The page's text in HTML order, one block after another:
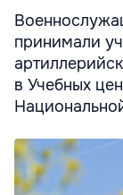
принимали
в Учебных